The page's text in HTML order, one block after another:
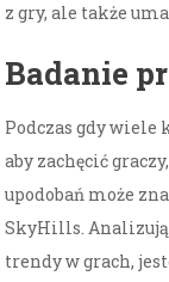
z gry, ale także
Badanie
Podczas gdy wiele
aby zachęcić
upodobań może
SkyHills.
trendy w grach,